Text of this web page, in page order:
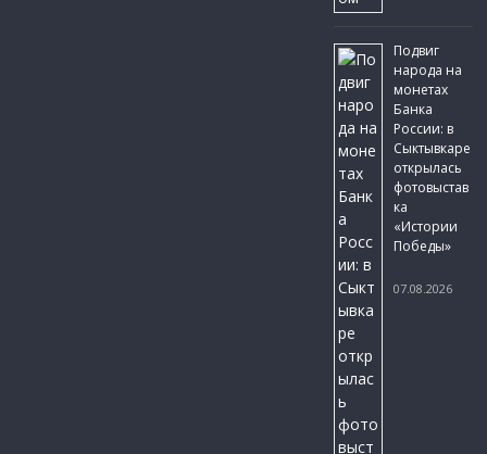
Подвиг
народа на
монетах
Банка
России: в
Сыктывкаре
открылась
фотовыстав
ка
«Истории
Победы»
07.08.2026